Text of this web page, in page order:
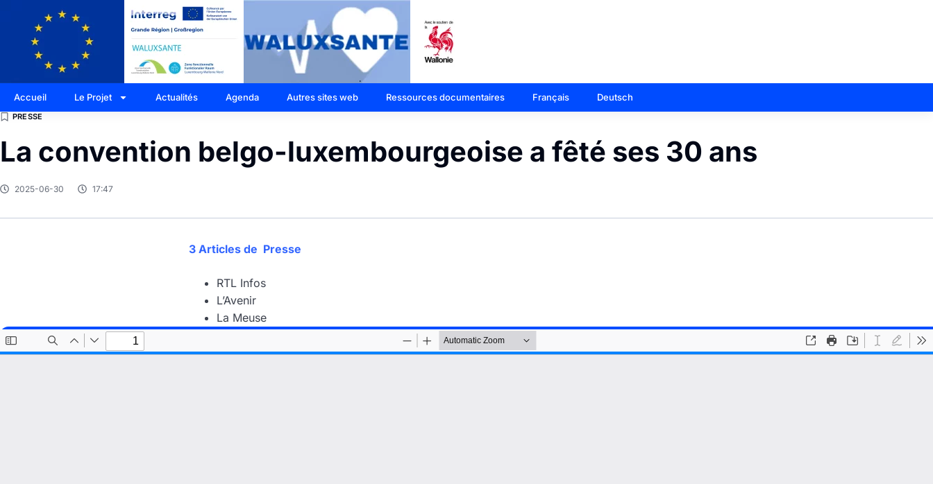
Accueil Le Projet Actualités Agenda Autres sites web Ressources documentaires Français Deutsch
PRESSE
La convention belgo-luxembourgeoise a fêté ses 30 ans
2025-06-30 17:47
3 Articles de Presse
RTL Infos
L’Avenir
La Meuse